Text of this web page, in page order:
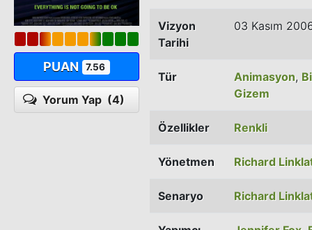
PUAN 7.56
Yorum Yap (4)
Vizyon
Tarihi
03 Kasım
Tür Animasyon,
Gizem
Özellikler Renkli
Yönetmen Richard
Senaryo Richard